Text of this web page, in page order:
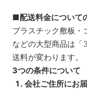
配送料金について
プラスチック敷板・
などの大型商品は「
送料が変わります。
3つの条件について
会社ご住所にお